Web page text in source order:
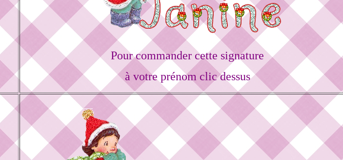
Pour commander cette signature
à votre prénom clic dessus